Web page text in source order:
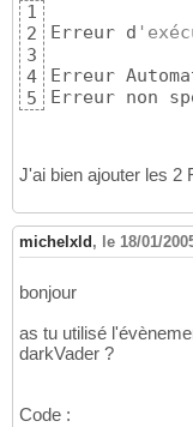
1
2
3
4
5
Erreur d
Erreur
Erreur non
J'ai bien ajouter les 2
michelxld , le 18/01/
bonjour
as tu utilisé
darkVader ?
Code :